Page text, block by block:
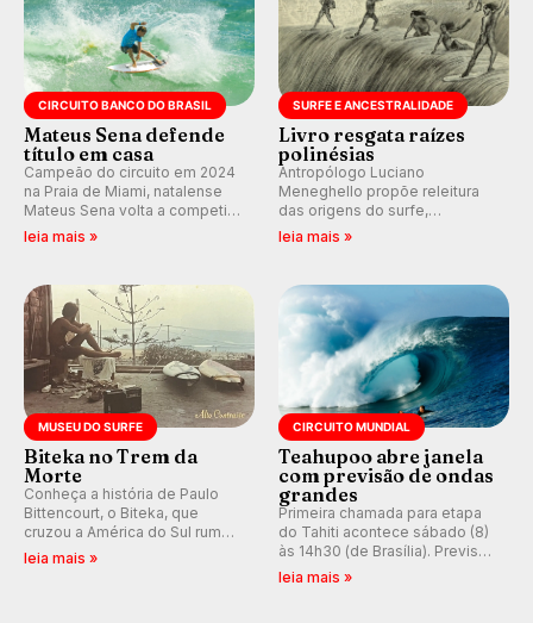
CIRCUITO BANCO DO BRASIL
Mateus Sena defende
título em casa
Campeão do circuito em 2024
na Praia de Miami, natalense
Mateus Sena volta a competir
em casa em busca de manter a
leia mais »
SURFE E ANCESTRALIDADE
Livro resgata raízes
polinésias
Antropólogo Luciano
Meneghello propõe releitura
das origens do surfe,
resgatando a cultura polinésia
prática em esporte e indústria.
leia mais »
MUSEU DO SURFE
Biteka no Trem da
Morte
Conheça a história de Paulo
Bittencourt, o Biteka, que
cruzou a América do Sul rumo
ao Pacífico em uma jornada
leia mais »
CIRCUITO MUNDIAL
Teahupoo abre janela
com previsão de ondas
grandes
Primeira chamada para etapa
do Tahiti acontece sábado (8)
às 14h30 (de Brasília). Previsão
indica swell consistente.
leia mais »